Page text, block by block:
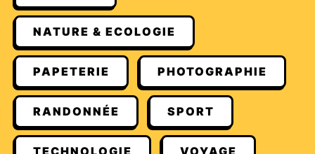
NATURE & ECOLOGIE
PAPETERIE PHOTOGRAPHIE
RANDONNÉE SPORT